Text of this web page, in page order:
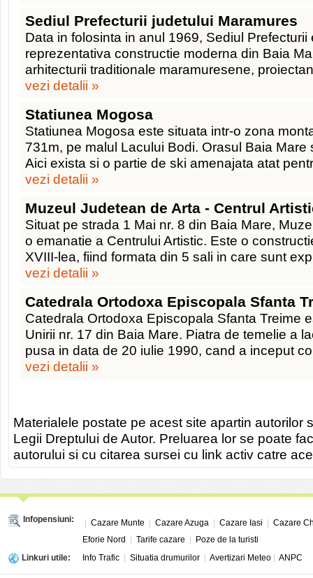
Sediul Prefecturii judetului Maramures
Data in folosinta in anul 1969, Sediul Prefecturii
reprezentativa constructie moderna din Baia
arhitecturii traditionale maramuresene,
vezi detalii »
Statiunea Mogosa
Statiunea Mogosa este situata intr-o zona
731m, pe malul Lacului Bodi. Orasul Baia Mare
Aici exista si o partie de ski amenajata atat
vezi detalii »
Muzeul Judetean de Arta - Centrul
Situat pe strada 1 Mai nr. 8 din Baia Mare,
o emanatie a Centrului Artistic. Este o
XVIII-lea, fiind formata din 5 sali in care sunt exp
vezi detalii »
Catedrala Ortodoxa Episcopala Sfanta
Catedrala Ortodoxa Episcopala Sfanta Treime
Unirii nr. 17 din Baia Mare. Piatra de temelie a
pusa in data de 20 iulie 1990, cand a inceput
vezi detalii »
Materialele postate pe acest site apartin autorilor
Legii Dreptului de Autor. Preluarea lor se poate
autorului si cu citarea sursei cu link activ catre
Infopensiuni: Cazare Munte Cazare Azuga Cazare Iasi
Cazare
Eforie Nord
Tarife cazare
Poze de la turisti
Linkuri utile:
Info Trafic Situatia drumurilor Avertizari Meteo ANPC